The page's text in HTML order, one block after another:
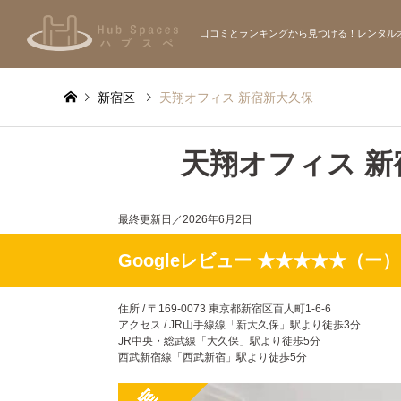
口コミとランキングから見つける！レンタル
新宿区 天翔オフィス 新宿新大久保
天翔オフィス
最終更新日／2026年6月2日
Googleレビュー ★★★★★（ー）
住所 / 〒169-0073 東京都新宿区百人町1-6-6
アクセス / JR山手線線「新大久保」駅より徒歩3分
JR中央・総武線「大久保」駅より徒歩5分
西武新宿線「西武新宿」駅より徒歩5分